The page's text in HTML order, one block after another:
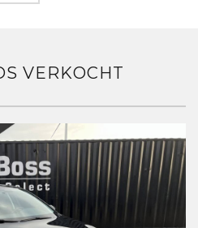
VERKOCHT